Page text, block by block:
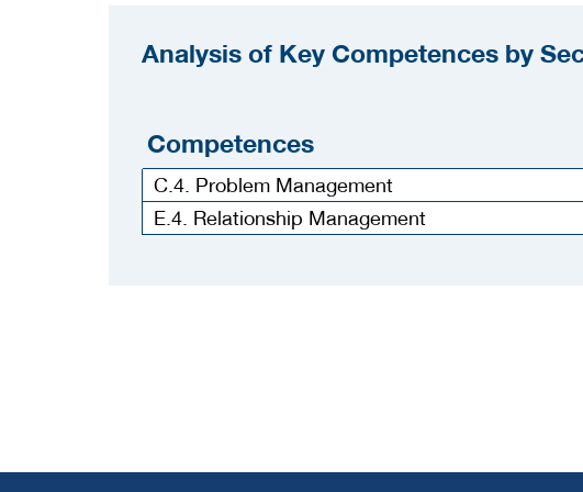
Analysis of Key Competences by
Competences
C.4. Problem Management
E.4. Relationship Management